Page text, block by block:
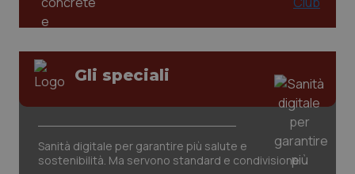
Gli speciali
Sanità digitale per garantire più salute e
sostenibilità. Ma servono standard e condivisione
tracking-sites-ironfish-
www.quotidianosanita.it
2
.quotidianosanita.it
mese